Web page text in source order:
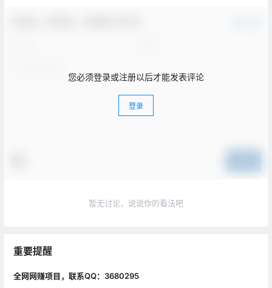
您必须登录或注册以后才能发表评论
登录
暂无讨论，说说你的看法吧
重要提醒
全网网赚项目，联系QQ：3680295